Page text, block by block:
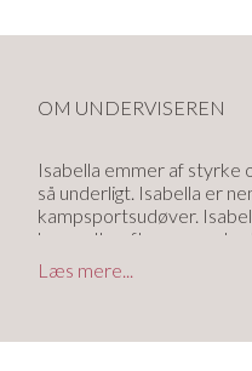
OM UNDERVISEREN
Isabella emmer af styrke
så underligt. Isabella er
kampsportsudøver.
begyndte efter en
brug for at finde en ny
yogaen sig at være
Læs mere...